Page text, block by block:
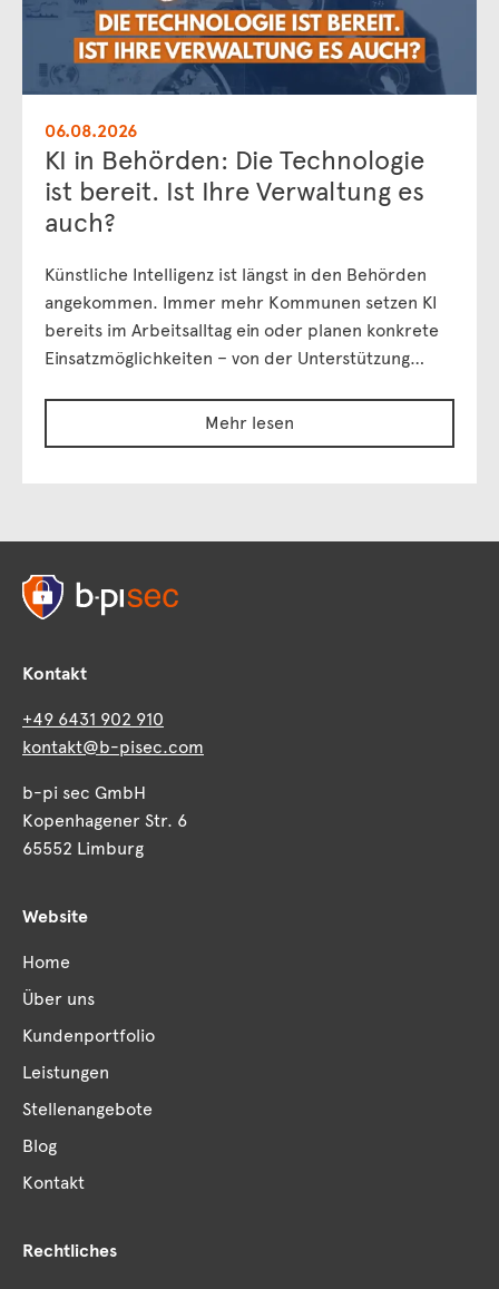
06.08.2026
KI in Behörden: Die Technologie
ist bereit. Ist Ihre Verwaltung es
auch?
Künstliche Intelligenz ist längst in den Behörden
angekommen. Immer mehr Kommunen setzen KI
bereits im Arbeitsalltag ein oder planen konkrete
Einsatzmöglichkeiten – von der Unterstützung…
Mehr lesen
Kontakt
+49 6431 902 910
kontakt@b-pisec.com
b-pi sec GmbH
Kopenhagener Str. 6
65552 Limburg
Website
Home
Über uns
Kundenportfolio
Leistungen
Stellenangebote
Blog
Kontakt
Rechtliches